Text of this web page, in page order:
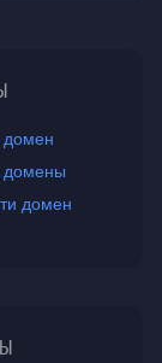
домен
домен